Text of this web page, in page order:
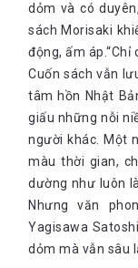
dỏm và có
sách Morisaki
động, ấm
Cuốn sách vẫn
tâm hồn Nhật
giấu những nỗi
người khác. Một
màu thời gian,
dường như luôn
Nhưng văn
Yagisawa
dỏm mà vẫn sâu